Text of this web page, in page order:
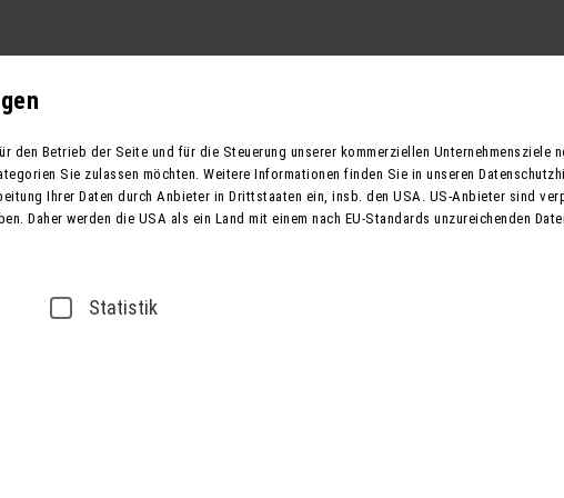
Reisezeitraum
Potsdam
- Berlin,
den Betrieb der Seite und für die Steuerung unserer kommerziellen Unternehmensziele
Sie zulassen möchten. Weitere Informationen finden Sie in unseren
Ihrer Daten durch Anbieter in Drittstaaten ein, insb. den USA. US-Anbieter sind
Daher werden die USA als ein Land mit einem nach EU-Standards unzureichenden
Statistik